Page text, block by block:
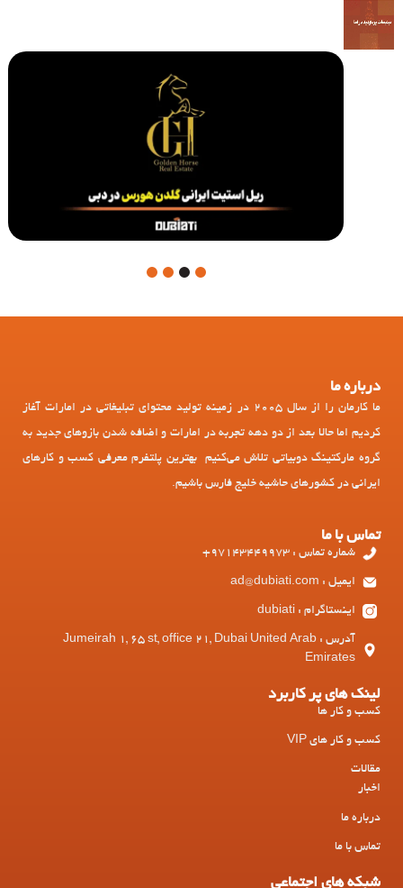
1
درباره ما
ما کارمان را از سال 2005 در زمینه تولید محتوای تبلیغاتی در امارات آغاز
کردیم اما حالا بعد از دو دهه تجربه در امارات و اضافه شدن بازوهای جدید به
گروه مارکتینگ دوبیاتی تلاش می‌کنیم بهترین پلتفرم معرفی کسب و کارهای
ایرانی در کشورهای حاشیه خلیج فارس باشیم.
تماس با ما
شماره تماس : 97143449973+
ایمیل : ad@dubiati.com
اینستاگرام : dubiati
آدرس : Jumeirah 1, 65 st, office 21, Dubai United Arab
Emirates
لینک های پر کاربرد
کسب و کار ها
کسب و کار های VIP
مقالات
اخبار
درباره ما
تماس با ما
شبکه های اجتماعی